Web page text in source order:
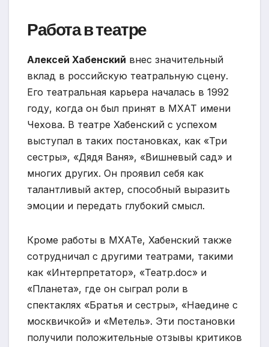
Работа в театре
Алексей Хабенский внес значительный
вклад в российскую театральную сцену.
Его театральная карьера началась в 1992
году, когда он был принят в МХАТ имени
Чехова. В театре Хабенский с успехом
выступал в таких постановках, как «Три
сестры», «Дядя Ваня», «Вишневый сад» и
многих других. Он проявил себя как
талантливый актер, способный выразить
эмоции и передать глубокий смысл.
Кроме работы в МХАТе, Хабенский также
сотрудничал с другими театрами, такими
как «Интерпретатор», «Театр.doc» и
«Планета», где он сыграл роли в
спектаклях «Братья и сестры», «Наедине с
москвичкой» и «Метель». Эти постановки
получили положительные отзывы критиков